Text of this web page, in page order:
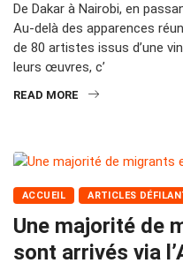
De Dakar à Nairobi, en
Au-delà des apparences
de 80 artistes issus d’une
leurs œuvres, c’
READ MORE
ACCUEIL ARTICLES
Une majorité de
sont arrivés via